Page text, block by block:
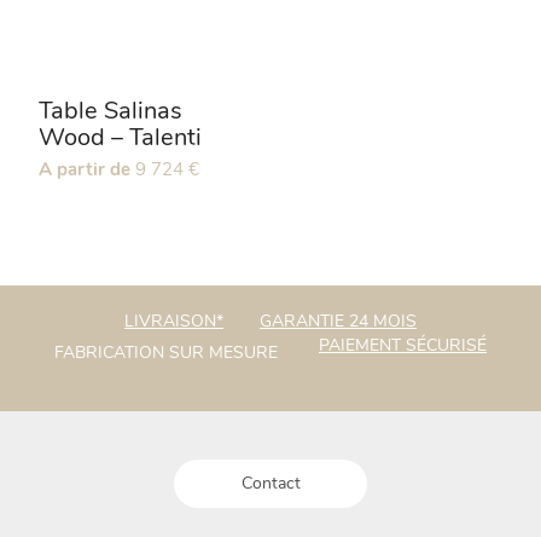
Table Salinas
Wood – Talenti
Ce
peuvent
choisies
A partir de 9 724 €
LIVRAISON*
GARANTIE 24 MOIS
FABRICATION SUR MESURE
PAIEMENT SÉCURISÉ
Contact